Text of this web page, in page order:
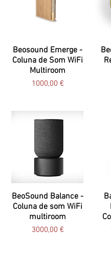
Beosound Emerge -
Coluna de Som WiFi
Multiroom
Preço
1000,00 €
BeoSound Balance -
Coluna de som WiFi
multiroom
Preço
3000,00 €